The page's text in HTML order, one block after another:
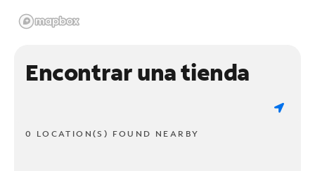
Encontrar una tienda
0 LOCATION(S) FOUND NEARBY